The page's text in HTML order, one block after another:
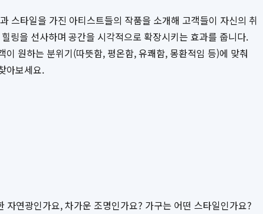
스타일을 가진 아티스트들의 작품을 소개해 고객들이 자신의 취
링을 선사하며 공간을 시각적으로 확장시키는 효과를 줍니다.
원하는 분위기(따뜻함, 평온함, 유쾌함, 몽환적임 등)에 맞춰
아보세요.
연광인가요, 차가운 조명인가요? 가구는 어떤 스타일인가요?